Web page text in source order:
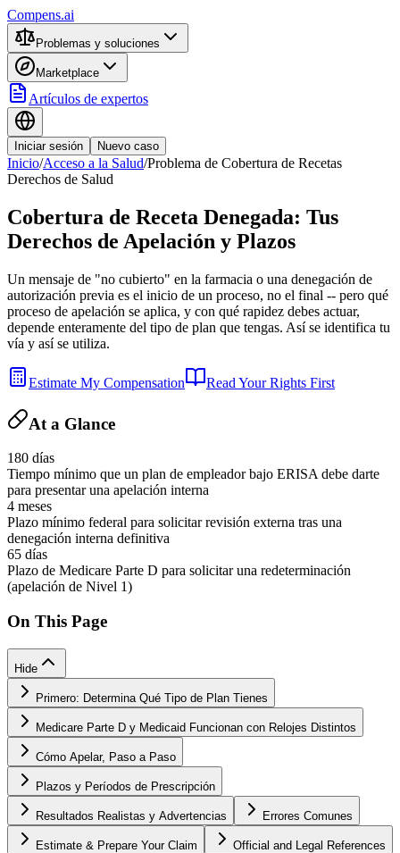
Compens.ai
Problemas y soluciones
Marketplace
Artículos de expertos
Iniciar sesión Nuevo caso
Inicio/Acceso a la Salud/Problema de Cobertura de Recetas
Derechos de Salud
Cobertura de Receta Denegada: Tus
Derechos de Apelación y Plazos
Un mensaje de "no cubierto" en la farmacia o una denegación de
autorización previa es el inicio de un proceso, no el final -- pero qué
proceso de apelación se aplica, y con qué rapidez debes actuar,
depende enteramente del tipo de plan que tengas. Así se identifica tu
vía y así se utiliza.
Estimate My Compensation Read Your Rights First
At a Glance
180 días
Tiempo mínimo que un plan de empleador bajo ERISA debe darte
para presentar una apelación interna
4 meses
Plazo mínimo federal para solicitar revisión externa tras una
denegación interna definitiva
65 días
Plazo de Medicare Parte D para solicitar una redeterminación
(apelación de Nivel 1)
On This Page
Hide
Primero: Determina Qué Tipo de Plan Tienes
Medicare Parte D y Medicaid Funcionan con Relojes Distintos
Cómo Apelar, Paso a Paso
Plazos y Períodos de Prescripción
Resultados Realistas y Advertencias Errores Comunes
Estimate & Prepare Your Claim Official and Legal References